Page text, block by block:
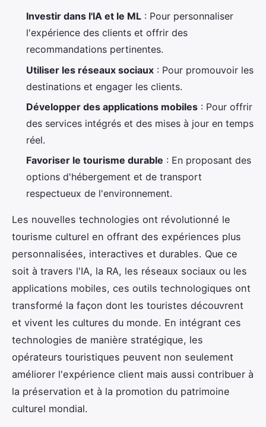
Investir dans l'IA et le ML : Pour personnaliser
l'expérience des clients et offrir des
recommandations pertinentes.
Utiliser les réseaux sociaux : Pour promouvoir les
destinations et engager les clients.
Développer des applications mobiles : Pour offrir
des services intégrés et des mises à jour en temps
réel.
Favoriser le tourisme durable : En proposant des
options d'hébergement et de transport
respectueux de l'environnement.
Les nouvelles technologies ont révolutionné le
tourisme culturel en offrant des expériences plus
personnalisées, interactives et durables. Que ce
soit à travers l'IA, la RA, les réseaux sociaux ou les
applications mobiles, ces outils technologiques ont
transformé la façon dont les touristes découvrent
et vivent les cultures du monde. En intégrant ces
technologies de manière stratégique, les
opérateurs touristiques peuvent non seulement
améliorer l'expérience client mais aussi contribuer à
la préservation et à la promotion du patrimoine
culturel mondial.